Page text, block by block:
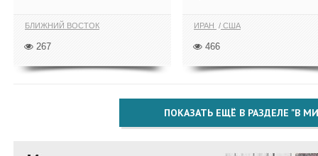
БЛИЖНИЙ ВОСТОК
267
ИРАН США
466
ПОКАЗАТЬ ЕЩЁ В РАЗДЕЛЕ "В